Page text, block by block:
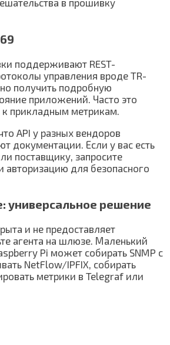
поддерживают REST-
управления вроде TR-
получить подробную
приложений. Часто это
к прикладным метрикам.
API у разных вендоров
документации. Если у вас есть
поставщику, запросите
авторизацию для безопасного
универсальное решение
и не предоставляет
агента на шлюзе. Маленький
Pi может собирать SNMP с
NetFlow/IPFIX, собирать
метрики в Telegraf или